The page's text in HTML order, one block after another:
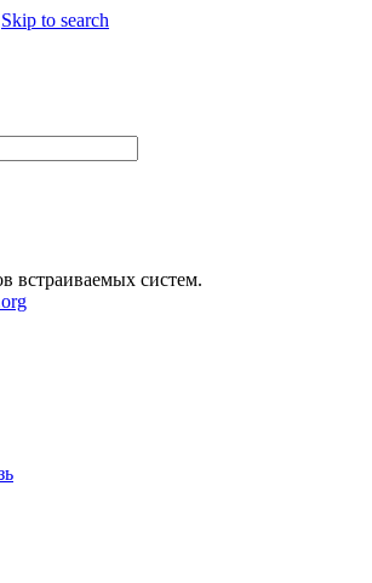
Skip to search
встраиваемых систем.